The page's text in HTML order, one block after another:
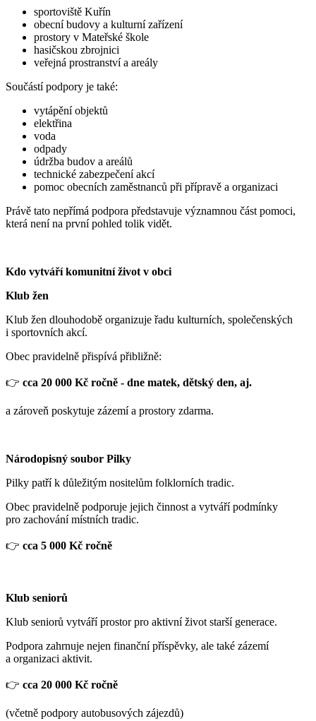
sportoviště Kuřín
obecní budovy a kulturní zařízení
prostory v Mateřské škole
hasičskou zbrojnici
veřejná prostranství a areály
Součástí podpory je také:
vytápění objektů
elektřina
voda
odpady
údržba budov a areálů
technické zabezpečení akcí
pomoc obecních zaměstnanců při přípravě a organizaci
Právě tato nepřímá podpora představuje významnou část pomoci,
která není na první pohled tolik vidět.
Kdo vytváří komunitní život v obci
Klub žen
Klub žen dlouhodobě organizuje řadu kulturních, společenských
i sportovních akcí.
Obec pravidelně přispívá přibližně:
👉 cca 20 000 Kč ročně - dne matek, dětský den, aj.
a zároveň poskytuje zázemí a prostory zdarma.
Národopisný soubor Pilky
Pilky patří k důležitým nositelům folklorních tradic.
Obec pravidelně podporuje jejich činnost a vytváří podmínky
pro zachování místních tradic.
👉 cca 5 000 Kč ročně
Klub seniorů
Klub seniorů vytváří prostor pro aktivní život starší generace.
Podpora zahrnuje nejen finanční příspěvky, ale také zázemí
a organizaci aktivit.
👉 cca 20 000 Kč ročně
(včetně podpory autobusových zájezdů)